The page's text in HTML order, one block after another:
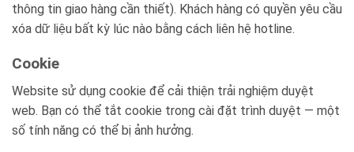
thông tin giao hàng cần thiết). Khách hàng có quyền yêu cầu
xóa dữ liệu bất kỳ lúc nào bằng cách liên hệ hotline.
Cookie
Website sử dụng cookie để cải thiện trải nghiệm duyệt
web. Bạn có thể tắt cookie trong cài đặt trình duyệt — một
số tính năng có thể bị ảnh hưởng.